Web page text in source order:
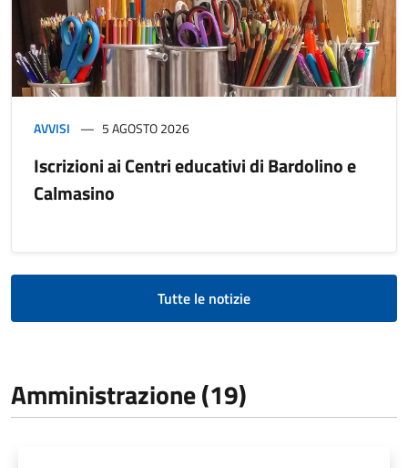
AVVISI 5 AGOSTO 2026
Iscrizioni ai Centri educativi di Bardolino e
Calmasino
Tutte le notizie
Amministrazione (19)